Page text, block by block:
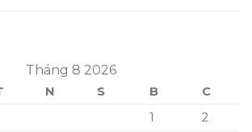
Tháng 8 2026
N S B
C
1
2